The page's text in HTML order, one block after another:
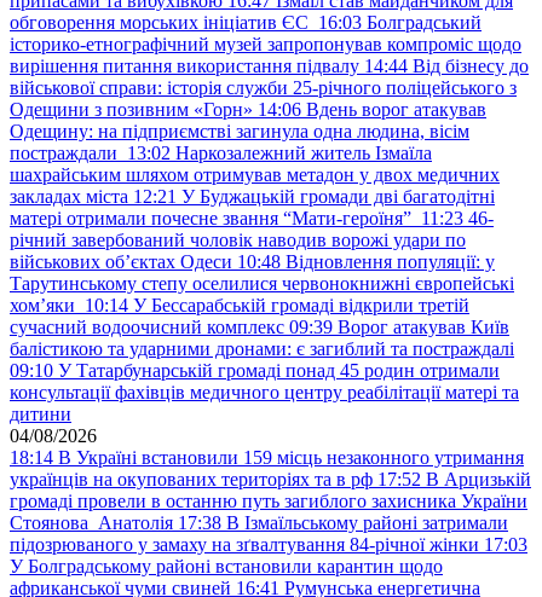
обговорення морських ініціатив ЄС 16:03 Болградський
історико-етнографічний музей запропонував компроміс щодо
вирішення питання використання підвалу 14:44 Від бізнесу до
військової справи: історія служби 25-річного поліцейського з
Одещини з позивним «Горн» 14:06 Вдень ворог атакував
Одещину: на підприємстві загинула одна людина, вісім
постраждали 13:02 Наркозалежний житель Ізмаїла
шахрайським шляхом отримував метадон у двох медичних
закладах міста 12:21 У Буджацькій громади дві багатодітні
матері отримали почесне звання “Мати-героїня” 11:23 46-
річний завербований чоловік наводив ворожі удари по
військових обʼєктах Одеси 10:48 Відновлення популяції: у
Тарутинському степу оселилися червонокнижні європейські
хом’яки 10:14 У Бессарабській громаді відкрили третій
сучасний водоочисний комплекс 09:39 Ворог атакував Київ
балістикою та ударними дронами: є загиблий та постраждалі
09:10 У Татарбунарській громаді понад 45 родин отримали
консультації фахівців медичного центру реабілітації матері та
дитини
04/08/2026
18:14 В Україні встановили 159 місць незаконного утримання
українців на окупованих територіях та в рф 17:52 В Арцизькій
громаді провели в останню путь загиблого захисника України
Стоянова Анатолія 17:38 В Ізмаїльському районі затримали
підозрюваного у замаху на зґвалтування 84-річної жінки 17:03
У Болградському районі встановили карантин щодо
африканської чуми свиней 16:41 Румунська енергетична